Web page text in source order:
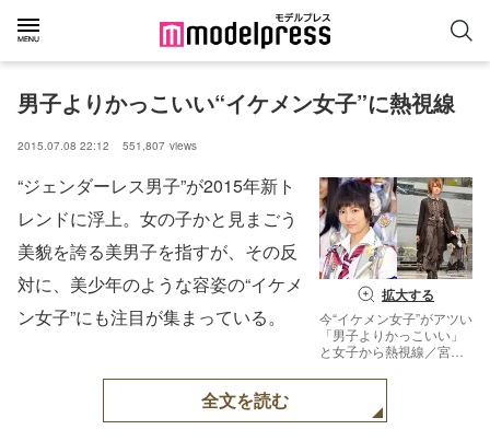
男子よりかっこいい“イケメン女子”に熱視線
2015.07.08 22:12 551,807 views
拡大する
今“イケメン女子”がアツい
「男子よりかっこいい」
と女子から熱視線／宮澤
デルプレス】
“ジェンダーレス男子”が2015年新ト
レンドに浮上。女の子かと見まごう
美貌を誇る美男子を指すが、その反
対に、美少年のような容姿の“イケメ
ン女子”にも注目が集まっている。
全文を読む